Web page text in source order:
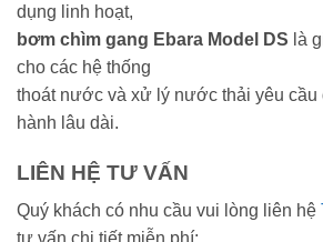
dụng linh hoạt,
bơm chìm gang Ebara Model DS là
cho các hệ thống
thoát nước và xử lý nước thải yêu cầu
hành lâu dài.
LIÊN HỆ TƯ VẤN
Quý khách có nhu cầu vui lòng liên hệ
tư vấn chi tiết miễn phí: